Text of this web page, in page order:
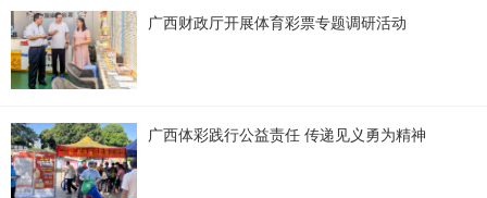
广西财政厅开展体育彩票专题调研活动
广西体彩践行公益责任 传递见义勇为精神